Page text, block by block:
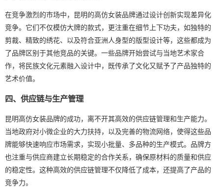
在竞争激烈的市场中，昆明的高仿女装品牌通过设计创新实现差异化
竞争。它们不仅模仿大牌的款式，更注重在细节上下功夫，如独特的
剪裁、精致的绣花、以及符合亚洲人身型的版型设计等，这些都成为
了品牌区别于其他竞品的关键。一些品牌开始尝试与当地艺术家合
作，将民族文化元素融入设计中，既传承了文化又赋予了产品独特的
艺术价值。
四、供应链与生产管理
昆明高仿女装品牌的成功，离不开其高效的供应链管理和生产能力。
当地政府对小微企业的大力扶持，以及完善的物流网络，使得这些品
牌能够快速响应市场需求，实现小批量、多品种的生产模式。品牌方
也注重与供应商建立长期稳定的合作关系，确保原材料的质量和供应
的稳定性。这种高效的供应链管理不仅降低了成本，还提高了产品的
竞争力。